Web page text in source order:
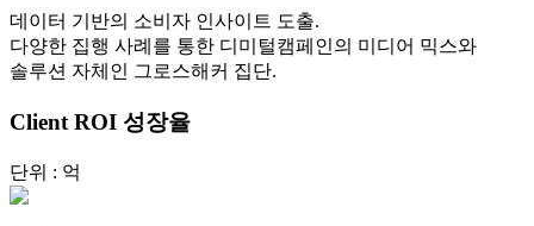
데이터 기반의 소비자 인사이트 도출.
다양한 집행 사례를 통한 디미털캠페인의 미디어 믹스와
솔루션 자체인 그로스해커 집단.
Client ROI 성장율
단위 : 억